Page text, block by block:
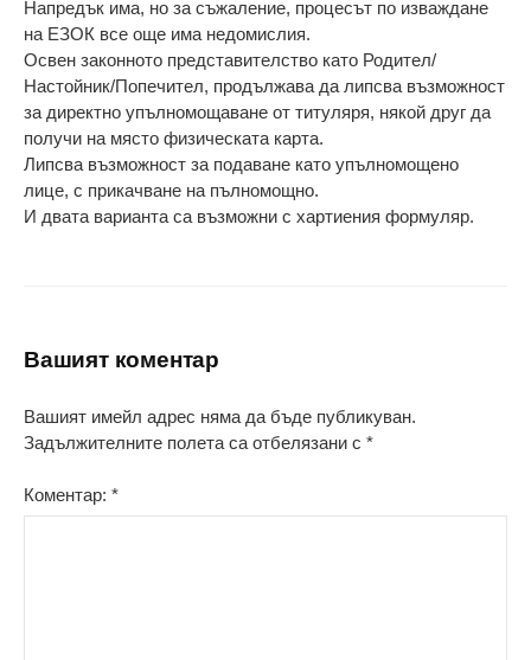
Напредък има, но за съжаление, процесът по изваждане
на ЕЗОК все още има недомислия.
Освен законното представителство като Родител/
Настойник/Попечител, продължава да липсва възможност
за директно упълномощаване от титуляря, някой друг да
получи на място физическата карта.
Липсва възможност за подаване като упълномощено
лице, с прикачване на пълномощно.
И двата варианта са възможни с хартиения формуляр.
Вашият коментар
Вашият имейл адрес няма да бъде публикуван.
Задължителните полета са отбелязани с *
Коментар: *